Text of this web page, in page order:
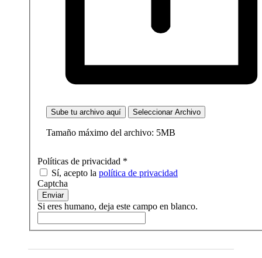
Sube tu archivo aquí Seleccionar Archivo
Tamaño máximo del archivo: 5MB
Políticas de privacidad *
Sí, acepto la política de privacidad
Captcha
Enviar
Si eres humano, deja este campo en blanco.